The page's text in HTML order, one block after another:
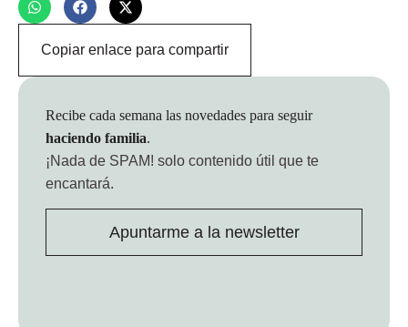
Copiar enlace para compartir
Recibe cada semana las novedades para seguir
haciendo familia.
¡Nada de SPAM! solo contenido útil que te
encantará.
Apuntarme a la newsletter